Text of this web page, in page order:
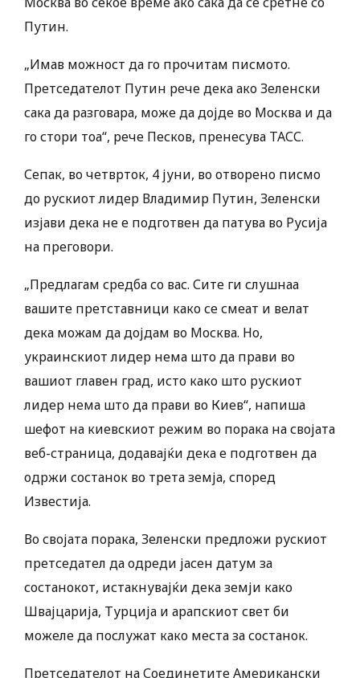
Путин.
„Имав можност да го прочитам писмото.
Претседателот Путин рече дека ако Зеленски
сака да разговара, може да дојде во Москва и да
го стори тоа“, рече Песков, пренесува ТАСС.
Сепак, во четврток, 4 јуни, во отворено писмо
до рускиот лидер Владимир Путин, Зеленски
изјави дека не е подготвен да патува во Русија
на преговори.
„Предлагам средба со вас. Сите ги слушнаа
вашите претставници како се смеат и велат
дека можам да дојдам во Москва. Но,
украинскиот лидер нема што да прави во
вашиот главен град, исто како што рускиот
лидер нема што да прави во Киев“, напиша
шефот на киевскиот режим во порака на својата
веб-страница, додавајќи дека е подготвен да
одржи состанок во трета земја, според
Известија.
Во својата порака, Зеленски предложи рускиот
претседател да одреди јасен датум за
состанокот, истакнувајќи дека земји како
Швајцарија, Турција и арапскиот свет би
можеле да послужат како места за состанок.
Претседателот на Соединетите Американски